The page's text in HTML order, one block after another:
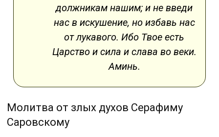
должникам нашим; и не введи
нас в искушение, но избавь нас
от лукавого. Ибо Твое есть
Царство и сила и слава во веки.
Аминь.
Молитва от злых духов Серафиму
Саровскому